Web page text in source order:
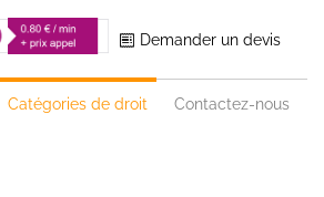
Demander un devis
Catégories de droit Contactez-nous